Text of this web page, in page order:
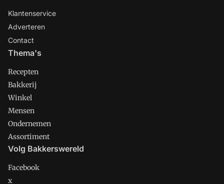
Klantenservice
Adverteren
Contact
Thema's
Recepten
Bakkerij
Winkel
Mensen
Ondernemen
Assortiment
Volg Bakkerswereld
Facebook
x